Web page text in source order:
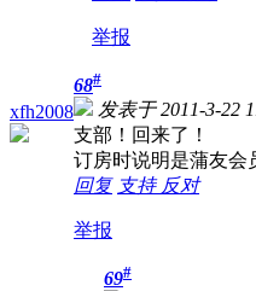
举报
xfh2008
68#
发表于 2011-3-22
支部！回来了！
订房时说明是蒲友会
回复 支持 反对
举报
69#